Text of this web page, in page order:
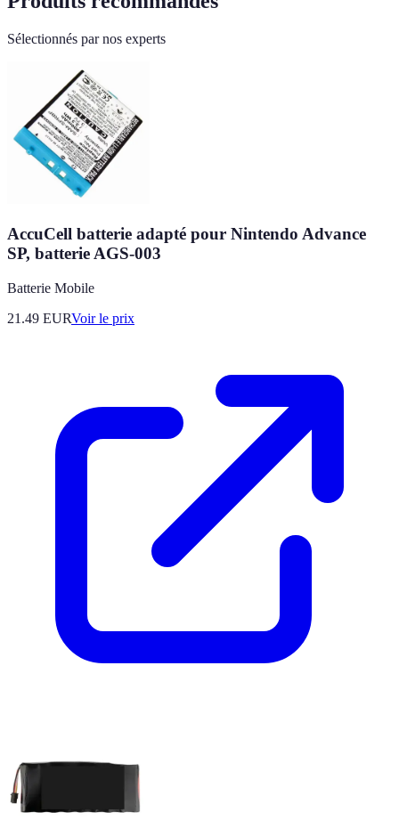
Sélectionnés par nos experts
AccuCell batterie adapté pour Nintendo Advance
SP, batterie AGS-003
Batterie Mobile
21.49 EURVoir le prix